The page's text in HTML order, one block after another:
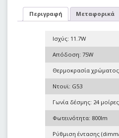
Περιγραφή Μεταφορικά
Ισχύς: 11.7W
Απόδοση: 75W
Θερμοκρασία
Ντουϊ: G53
Γωνία δέσμης: 24 μοίρες
Φωτεινότητα: 800lm
Ρύθμιση έντασης